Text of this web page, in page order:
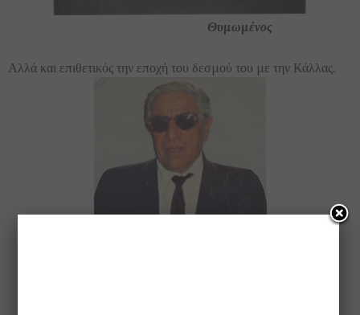
Θυμωμένος
Αλλά και επιθετικός την εποχή του δεσμού του με την Κάλλας.